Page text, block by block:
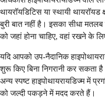
थायरॉयडिटिस या स्थायी थायरॉयड
बुरी बात नहीं है। इसका सीधा
को जहां होना चाहिए, वहां रखने के
यदि आपको उप-नैदानिक
शुरू किए बिना निगरानी कर सकता
अन्य स्पष्ट हाइपोथायरायडिज्म में
को जल्दी पकड़ने में मदद करते हैं।